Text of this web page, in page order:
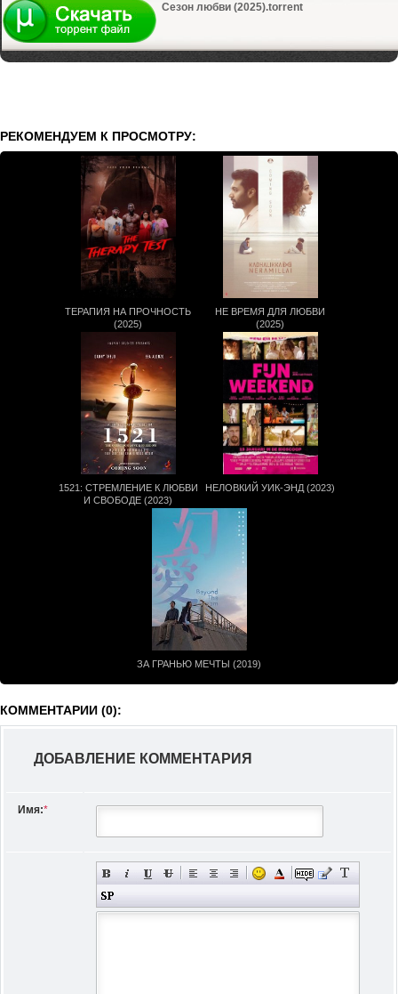
Сезон любви (2025).torrent
РЕКОМЕНДУЕМ К ПРОСМОТРУ:
ТЕРАПИЯ НА ПРОЧНОСТЬ
(2025)
НЕ ВРЕМЯ ДЛЯ ЛЮБВИ
(2025)
1521: СТРЕМЛЕНИЕ К ЛЮБВИ
И СВОБОДЕ (2023)
НЕЛОВКИЙ УИК-ЭНД (2023)
ЗА ГРАНЬЮ МЕЧТЫ (2019)
КОММЕНТАРИИ (0):
ДОБАВЛЕНИЕ КОММЕНТАРИЯ
Имя:*